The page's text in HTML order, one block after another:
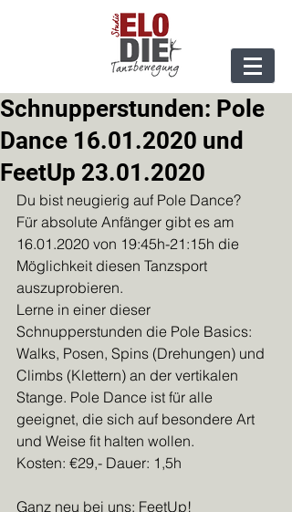
Schnupperstunden: Pole
Dance 16.01.2020 und
FeetUp 23.01.2020
Du bist neugierig auf Pole Dance?
Für absolute Anfänger gibt es am
16.01.2020 von 19:45h-21:15h die
Möglichkeit diesen Tanzsport
auszuprobieren.
Lerne in einer dieser
Schnupperstunden die Pole Basics:
Walks, Posen, Spins (Drehungen) und
Climbs (Klettern) an der vertikalen
Stange. Pole Dance ist für alle
geeignet, die sich auf besondere Art
und Weise fit halten wollen.
Kosten: €29,- Dauer: 1,5h
Ganz neu bei uns: FeetUp!